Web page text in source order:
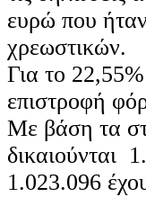
ευρώ που
χρεωστικών.
Για το
επιστροφή
Με βάση τα
δικαιούνται
1.023.096